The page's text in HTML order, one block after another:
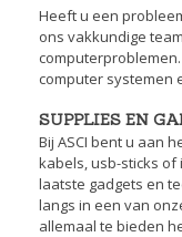
Heeft u een
ons vakkundige
computer systemen
SUPPLIES EN
Bij ASCI bent u aan
kabels, usb-sticks of
laatste gadgets en
langs in een van
allemaal te bieden